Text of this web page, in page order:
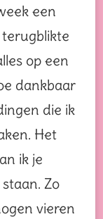
een
op een
dankbaar
die ik
Het
ik je
Zo
vieren